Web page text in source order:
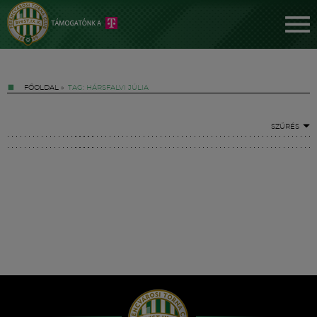
FŐOLDAL » TAG: HÁRSFALVI JÚLIA
SZŰRÉS
Hírek